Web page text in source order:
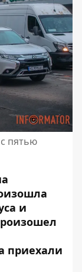
пятью
и
приехали